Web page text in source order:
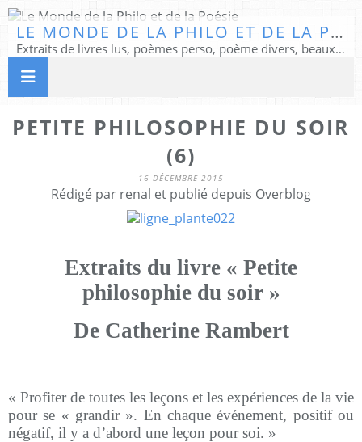
LE MONDE DE LA PHILO ET DE LA POÉSIE
Extraits de livres lus, poèmes perso, poème divers, beaux textes...
PETITE PHILOSOPHIE DU SOIR
(6)
16 DÉCEMBRE 2015
Rédigé par renal et publié depuis Overblog
Extraits du livre « Petite
philosophie du soir »
De Catherine Rambert
« Profiter de toutes les leçons et les expériences de la vie
pour se « grandir ». En chaque événement, positif ou
négatif, il y a d’abord une leçon pour soi. »